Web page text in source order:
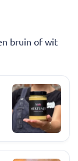
bruin of wit